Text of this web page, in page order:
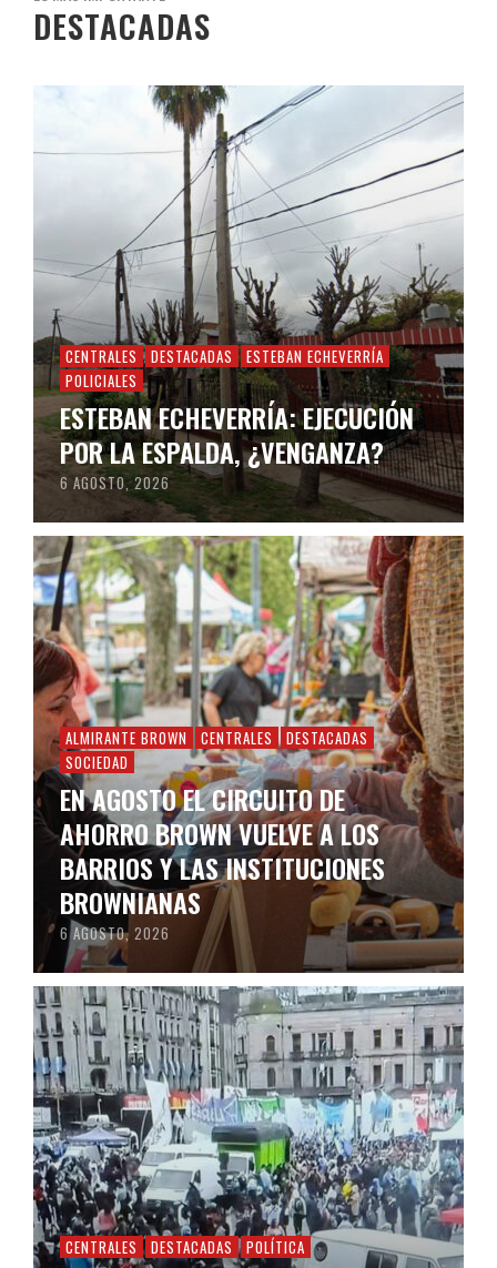
DESTACADAS
CENTRALES DESTACADAS
ESTEBAN ECHEVERRÍA
POLICIALES
ESTEBAN ECHEVERRÍA: EJECUCIÓN
POR LA ESPALDA, ¿VENGANZA?
6 AGOSTO, 2026
ALMIRANTE BROWN CENTRALES
DESTACADAS
SOCIEDAD
EN AGOSTO EL CIRCUITO DE
AHORRO BROWN VUELVE A LOS
BARRIOS Y LAS INSTITUCIONES
BROWNIANAS
6 AGOSTO, 2026
CENTRALES DESTACADAS POLÍTICA